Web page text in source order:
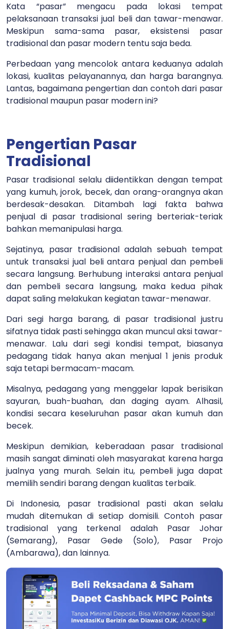
Kata “pasar” mengacu pada lokasi tempat
pelaksanaan transaksi jual beli dan tawar-menawar.
Meskipun sama-sama pasar, eksistensi pasar
tradisional dan pasar modern tentu saja beda.
Perbedaan yang mencolok antara keduanya adalah
lokasi, kualitas pelayanannya, dan harga barangnya.
Lantas, bagaimana pengertian dan contoh dari pasar
tradisional maupun pasar modern ini?
Pengertian Pasar
Tradisional
Pasar tradisional selalu diidentikkan dengan tempat
yang kumuh, jorok, becek, dan orang-orangnya akan
berdesak-desakan. Ditambah lagi fakta bahwa
penjual di pasar tradisional sering berteriak-teriak
bahkan memanipulasi harga.
Sejatinya, pasar tradisional adalah sebuah tempat
untuk transaksi jual beli antara penjual dan pembeli
secara langsung. Berhubung interaksi antara penjual
dan pembeli secara langsung, maka kedua pihak
dapat saling melakukan kegiatan tawar-menawar.
Dari segi harga barang, di pasar tradisional justru
sifatnya tidak pasti sehingga akan muncul aksi tawar-
menawar. Lalu dari segi kondisi tempat, biasanya
pedagang tidak hanya akan menjual 1 jenis produk
saja tetapi bermacam-macam.
Misalnya, pedagang yang menggelar lapak berisikan
sayuran, buah-buahan, dan daging ayam. Alhasil,
kondisi secara keseluruhan pasar akan kumuh dan
becek.
Meskipun demikian, keberadaan pasar tradisional
masih sangat diminati oleh masyarakat karena harga
jualnya yang murah. Selain itu, pembeli juga dapat
memilih sendiri barang dengan kualitas terbaik.
Di Indonesia, pasar tradisional pasti akan selalu
mudah ditemukan di setiap domisili. Contoh pasar
tradisional yang terkenal adalah Pasar Johar
(Semarang), Pasar Gede (Solo), Pasar Projo
(Ambarawa), dan lainnya.